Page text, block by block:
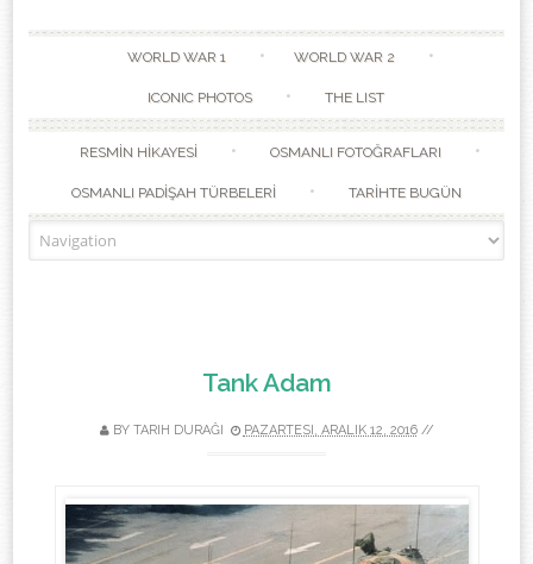
WORLD WAR 1 WORLD WAR 2
ICONIC PHOTOS THE LIST
RESMİN HİKAYESİ OSMANLI FOTOĞRAFLARI
OSMANLI PADİŞAH TÜRBELERİ TARİHTE BUGÜN
Tank Adam
BY TARIH DURAĞI PAZARTESI, ARALIK 12, 2016//